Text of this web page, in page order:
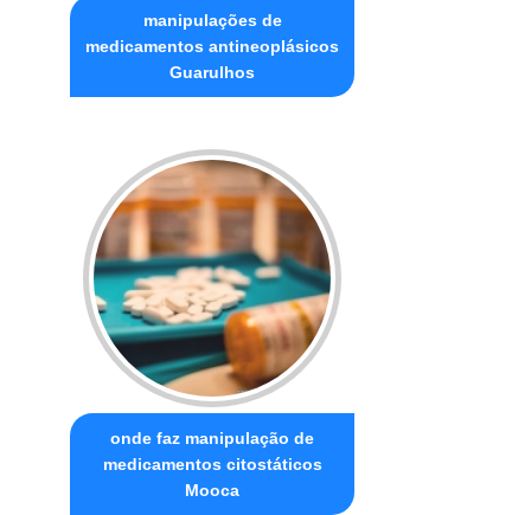
manipulações de
medicamentos antineoplásicos
Guarulhos
onde faz manipulação de
medicamentos citostáticos
Mooca